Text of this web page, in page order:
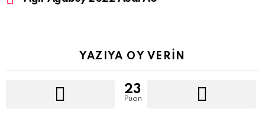
YAZIYA OY VERIN
23
Puan